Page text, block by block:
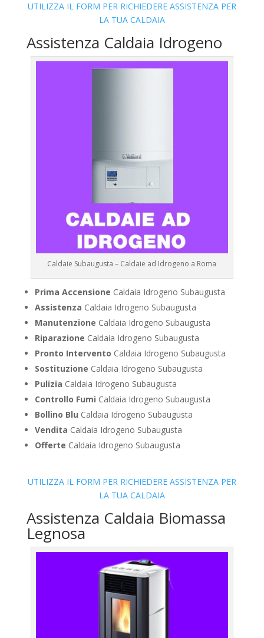
UTILIZZA IL FORM PER RICHIEDERE ASSISTENZA PER
LA TUA CALDAIA
Assistenza Caldaia Idrogeno
Caldaie Subaugusta – Caldaie ad Idrogeno a Roma
Prima Accensione Caldaia Idrogeno Subaugusta
Assistenza Caldaia Idrogeno Subaugusta
Manutenzione Caldaia Idrogeno Subaugusta
Riparazione Caldaia Idrogeno Subaugusta
Pronto Intervento Caldaia Idrogeno Subaugusta
Sostituzione Caldaia Idrogeno Subaugusta
Pulizia Caldaia Idrogeno Subaugusta
Controllo Fumi Caldaia Idrogeno Subaugusta
Bollino Blu Caldaia Idrogeno Subaugusta
Vendita Caldaia Idrogeno Subaugusta
Offerte Caldaia Idrogeno Subaugusta
UTILIZZA IL FORM PER RICHIEDERE ASSISTENZA PER
LA TUA CALDAIA
Assistenza Caldaia Biomassa
Legnosa